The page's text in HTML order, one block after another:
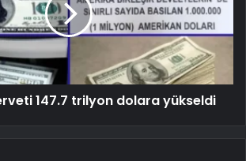
147.7 trilyon dolara yükseldi